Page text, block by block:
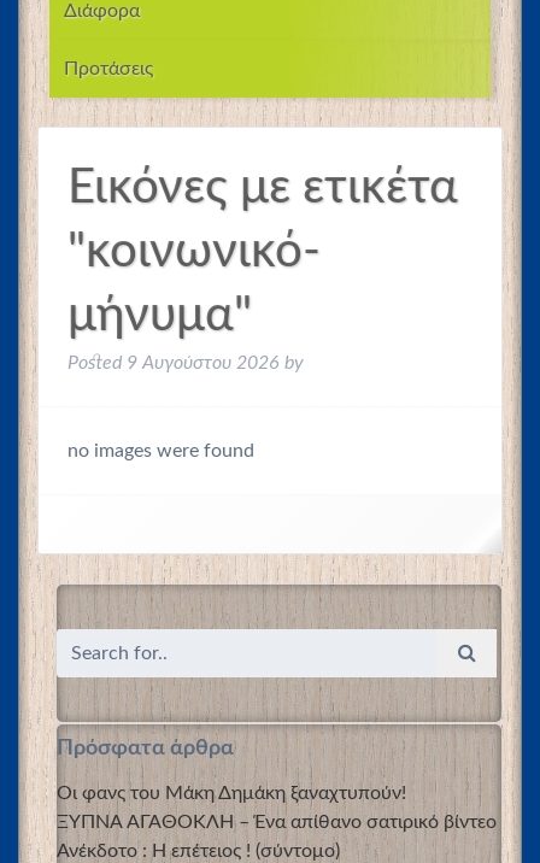
Διάφορα
Προτάσεις
Εικόνες με ετικέτα
"κοινωνικό-
μήνυμα"
Posted 9 Αυγούστου 2026 by
no images were found
Πρόσφατα άρθρα
Οι φανς του Μάκη Δημάκη ξαναχτυπούν!
ΞΥΠΝΑ ΑΓΑΘΟΚΛΗ – Ένα απίθανο σατιρικό βίντεο
Ανέκδοτο : Η επέτειος ! (σύντομο)